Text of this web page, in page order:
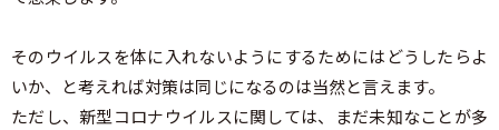
そのウイルスを体に入れないようにするためにはどうしたらよ
いか、と考えれば対策は同じになるのは当然と言えます。
ただし、新型コロナウイルスに関しては、まだ未知なことが多